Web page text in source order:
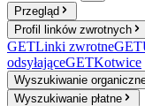
Przegląd
Profil linków zwrotnych
GETLinki zwrotneGET
odsyłająceGETKotwice
Wyszukiwanie
Wyszukiwanie płatne